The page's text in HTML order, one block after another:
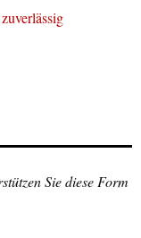
Sie diese Form